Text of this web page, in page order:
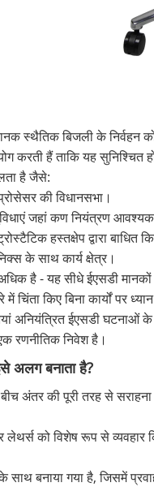
बिजली के निर्वहन को
करती हैं ताकि यह सुनिश्चित
है जैसे:
की विधानसभा।
जहां कण नियंत्रण
हस्तक्षेप द्वारा बाधित
के साथ कार्य क्षेत्र।
है - यह सीधे ईएसडी
चिंता किए बिना कार्यों पर
अनियंत्रित ईएसडी घटनाओं के
रणनीतिक निवेश है।
अलग बनाता है?
अंतर की पूरी तरह से
को विशेष रूप से व्यवहार
साथ बनाया गया है, जिसमें